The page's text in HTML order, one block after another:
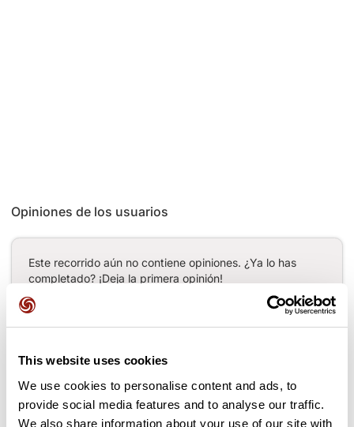
This website uses cookies
We use cookies to personalise content and ads, to
provide social media features and to analyse our traffic.
We also share information about your use of our site with
Opiniones de los usuarios
Este recorrido aún no contiene opiniones. ¿Ya lo has
completado? ¡Deja la primera opinión!